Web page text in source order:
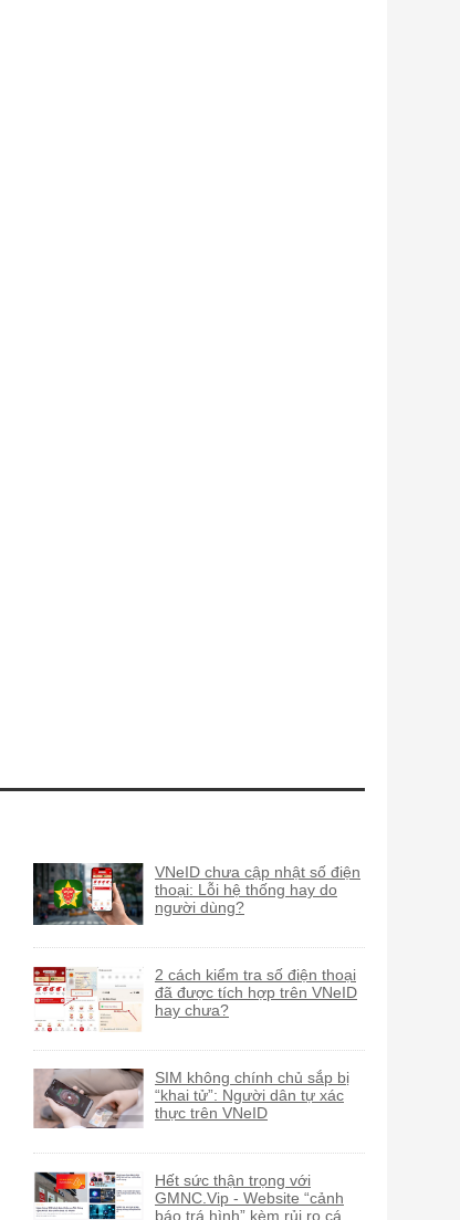
VNeID chưa cập nhật số điện
thoại: Lỗi hệ thống hay do
người dùng?
2 cách kiểm tra số điện thoại
đã được tích hợp trên VNeID
hay chưa?
SIM không chính chủ sắp bị
“khai tử”: Người dân tự xác
thực trên VNeID
Hết sức thận trọng với
GMNC.Vip - Website “cảnh
báo trá hình” kèm rủi ro cá